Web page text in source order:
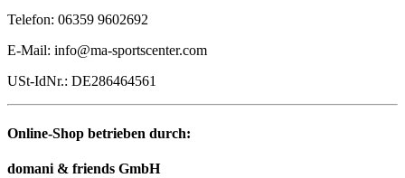
Telefon: 06359 9602692
E-Mail: info@ma-sportscenter.com
USt-IdNr.: DE286464561
Online-Shop betrieben durch:
domani & friends GmbH